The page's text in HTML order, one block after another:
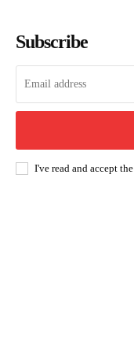
Subscribe
I've read and accept the